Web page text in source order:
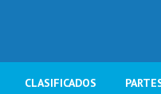
CLASIFICADOS